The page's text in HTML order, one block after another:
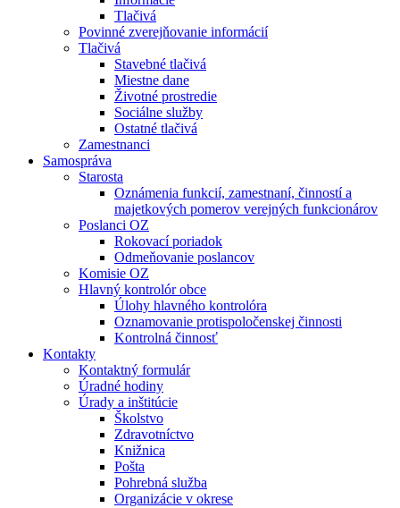
Tlačivá
Povinné zverejňovanie informácií
Tlačivá
Stavebné tlačivá
Miestne dane
Životné prostredie
Sociálne služby
Ostatné tlačivá
Zamestnanci
Samospráva
Starosta
Oznámenia funkcií, zamestnaní, činností a
majetkových pomerov verejných funkcionárov
Poslanci OZ
Rokovací poriadok
Odmeňovanie poslancov
Komisie OZ
Hlavný kontrolór obce
Úlohy hlavného kontrolóra
Oznamovanie protispoločenskej činnosti
Kontrolná činnosť
Kontakty
Kontaktný formulár
Úradné hodiny
Úrady a inštitúcie
Školstvo
Zdravotníctvo
Knižnica
Pošta
Pohrebná služba
Organizácie v okrese